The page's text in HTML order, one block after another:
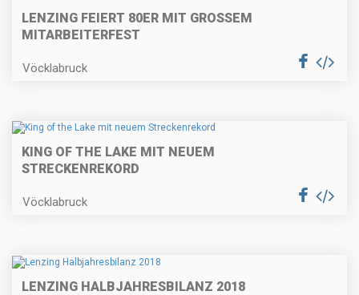
LENZING FEIERT 80ER MIT GROSSEM M
ITARBEITERFEST
Vöcklabruck
KING OF THE LAKE MIT NEUEM
STRECKENREKORD
Vöcklabruck
LENZING HALBJAHRESBILANZ 2018